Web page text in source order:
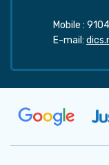
Mobile :
E-mail: